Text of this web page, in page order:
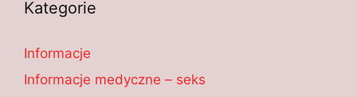
Kategorie
Informacje
Informacje medyczne – seks